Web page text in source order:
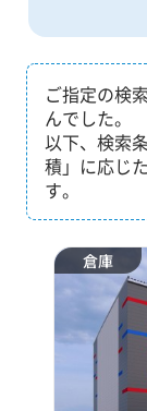
ご指定の検
んでした。
以下、検索
積」に応じ
す。
倉庫